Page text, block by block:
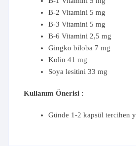
B-2 Vitamini 5 mg
B-3 Vitamini 5 mg
B-6 Vitamini 2,5 mg
Gingko biloba 7 mg
Kolin 41 mg
Soya lesitini 33 mg
Kullanım Önerisi :
Günde 1-2 kapsül tercihen